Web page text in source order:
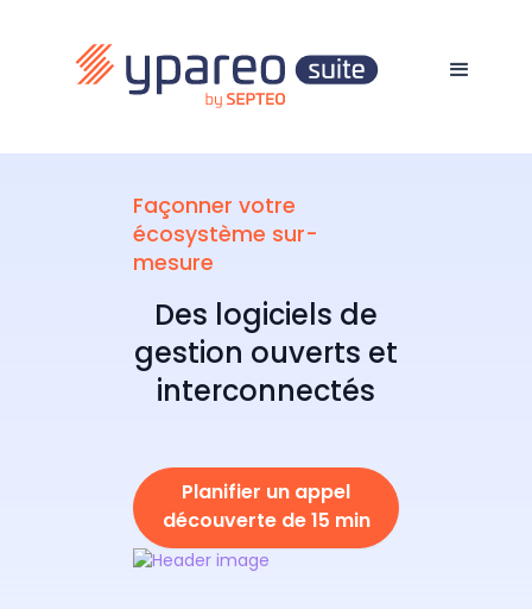
Façonner votre
écosystème sur-
mesure
Des logiciels de
gestion ouverts et
interconnectés
Planifier un appel
découverte de 15 min